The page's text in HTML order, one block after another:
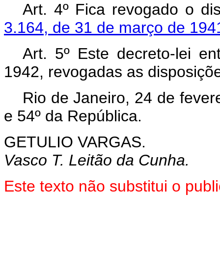
Art. 4º Fica revogado o
3.164, de 31 de março de
Art. 5º Este decreto-lei
1942, revogadas as
Rio de Janeiro, 24 de
e 54º da República.
GETULIO VARGAS.
Vasco T. Leitão da Cunha.
Este texto não substitui o